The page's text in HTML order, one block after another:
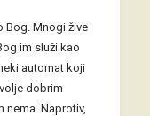
Bog. Mnogi žive
im služi kao
automat koji
dobrim
nema. Naprotiv,